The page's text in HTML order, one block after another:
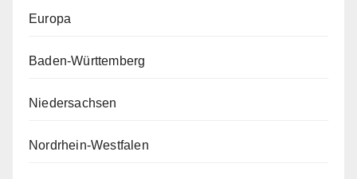
Europa
Baden-Württemberg
Niedersachsen
Nordrhein-Westfalen